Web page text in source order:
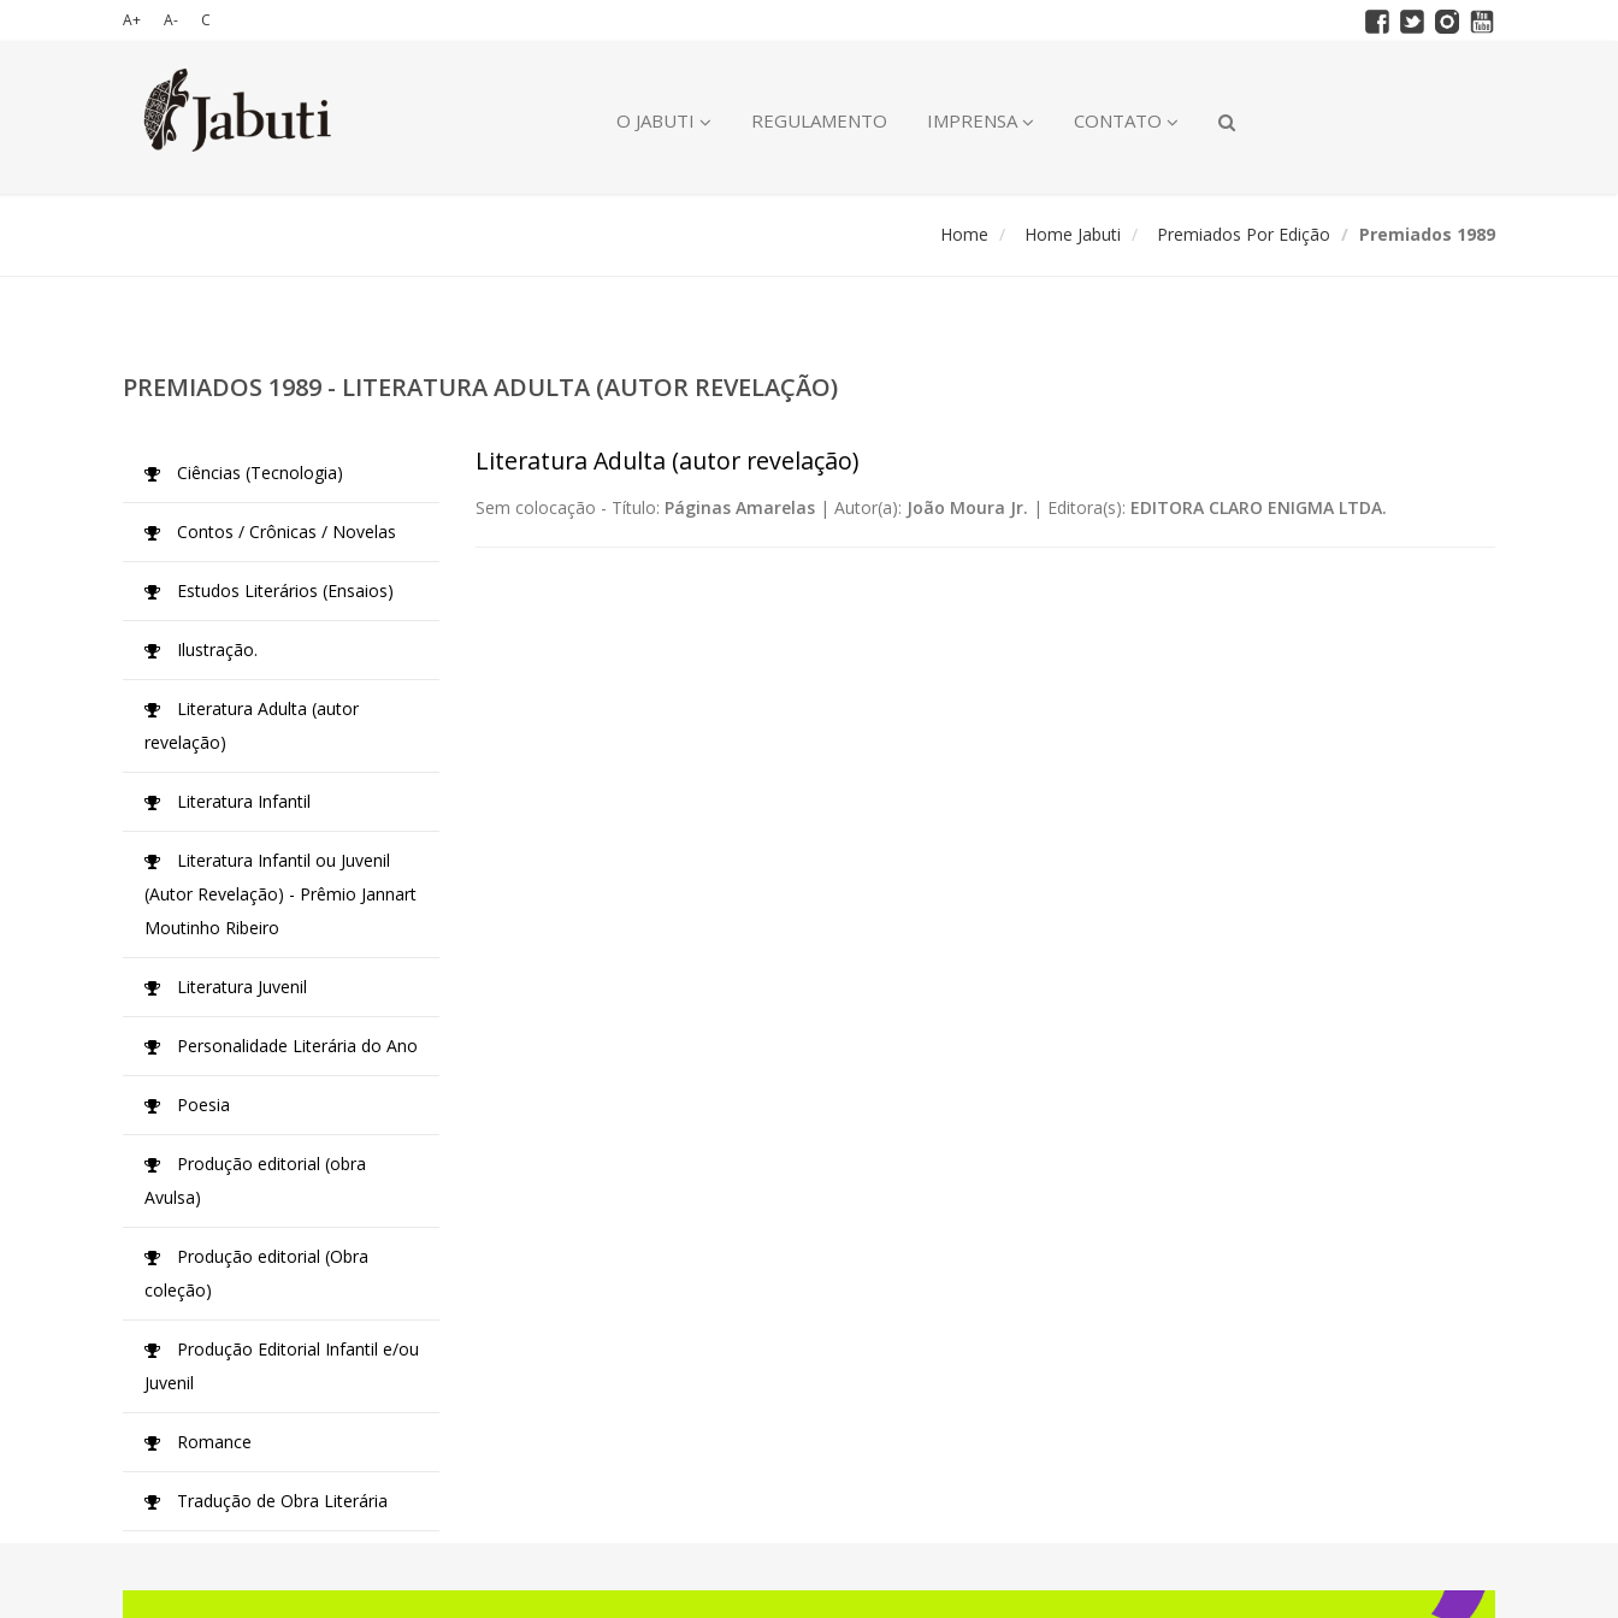
A+ A- C
O JABUTI REGULAMENTO IMPRENSA CONTATO
Home Home Jabuti Premiados Por Edição Premiados 1989
PREMIADOS 1989 - LITERATURA ADULTA (AUTOR REVELAÇÃO)
Literatura Adulta (autor revelação)
Sem colocação - Título: Páginas Amarelas| Autor(a): João Moura Jr. | Editora(s): EDITORA CLARO ENIGMA LTDA.
Ciências (Tecnologia)
Contos / Crônicas / Novelas
Estudos Literários (Ensaios)
Ilustração.
Literatura Adulta (autor
revelação)
Literatura Infantil
Literatura Infantil ou Juvenil
(Autor Revelação) - Prêmio Jannart
Moutinho Ribeiro
Literatura Juvenil
Personalidade Literária do Ano
Poesia
Produção editorial (obra
Avulsa)
Produção editorial (Obra
coleção)
Produção Editorial Infantil e/ou
Juvenil
Romance
Tradução de Obra Literária